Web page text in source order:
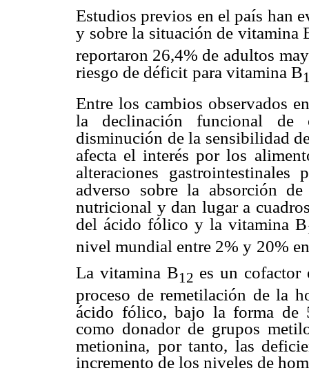
Estudios previos en el país han
y sobre la situación de vitamina
reportaron 26,4% de adultos
riesgo de déficit para vitamina B
Entre los cambios observados
la declinación funcional de
disminución de la sensibilidad
afecta el interés por los
alteraciones
gastrointestinales
adverso sobre la absorción
nutricional y dan lugar a
del ácido fólico y la vitamina B
nivel mundial entre 2% y 20%
La vitamina B12 es un cofactor
proceso de remetilación de la
ácido fólico, bajo la forma de
como donador de grupos
metionina, por tanto, las
incremento de los niveles de